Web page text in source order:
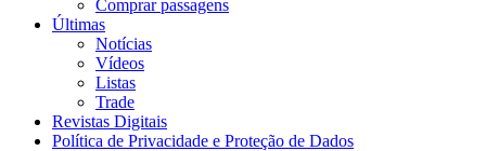
Comprar passagens
Últimas
Notícias
Vídeos
Listas
Trade
Revistas Digitais
Política de Privacidade e Proteção de Dados